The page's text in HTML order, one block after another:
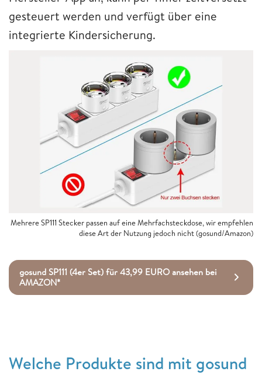
gesteuert werden und verfügt über eine
integrierte Kindersicherung.
Mehrere SP111 Stecker passen auf eine Mehrfachsteckdose, wir empfehlen
diese Art der Nutzung jedoch nicht (gosund/Amazon)
gosund SP111 (4er Set) für 43,99 EURO ansehen bei
AMAZON*
Welche Produkte sind mit gosund